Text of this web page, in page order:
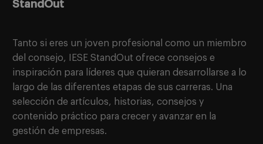
StandOut
Tanto si eres un joven profesional como un miembro
del consejo, IESE StandOut ofrece consejos e
inspiración para líderes que quieran desarrollarse a lo
largo de las diferentes etapas de sus carreras. Una
selección de artículos, historias, consejos y
contenido práctico para crecer y avanzar en la
gestión de empresas.